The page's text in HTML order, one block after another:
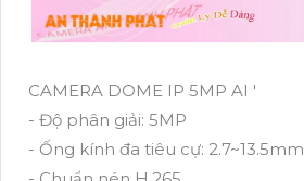
CAMERA DOME IP 5MP AI '
- Độ phân giải: 5MP
- Ống kính đa tiêu cự: 2.7~13.5mm